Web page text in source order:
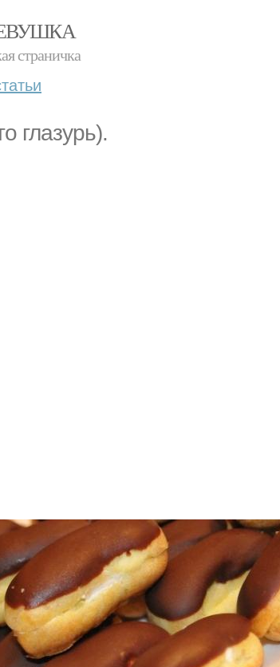
страничка
глазурь).